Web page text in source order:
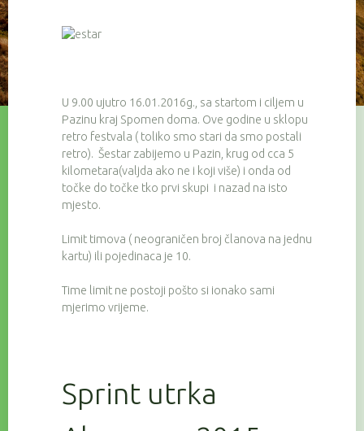
U 9.00 ujutro 16.01.2016g., sa startom i ciljem u
Pazinu kraj Spomen doma. Ove godine u sklopu
retro festvala ( toliko smo stari da smo postali
retro). Šestar zabijemo u Pazin, krug od cca 5
kilometara(valjda ako ne i koji više) i onda od
točke do točke tko prvi skupi i nazad na isto
mjesto.
Limit timova ( neograničen broj članova na jednu
kartu) ili pojedinaca je 10.
Time limit ne postoji pošto si ionako sami
mjerimo vrijeme.
Sprint utrka